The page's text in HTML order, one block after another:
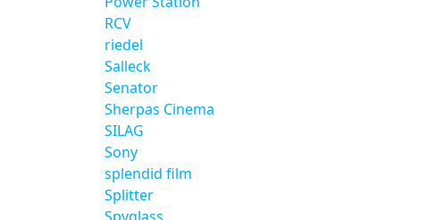
RCV
riedel
Salleck
Senator
Sherpas Cinema
SILAG
Sony
splendid film
Splitter